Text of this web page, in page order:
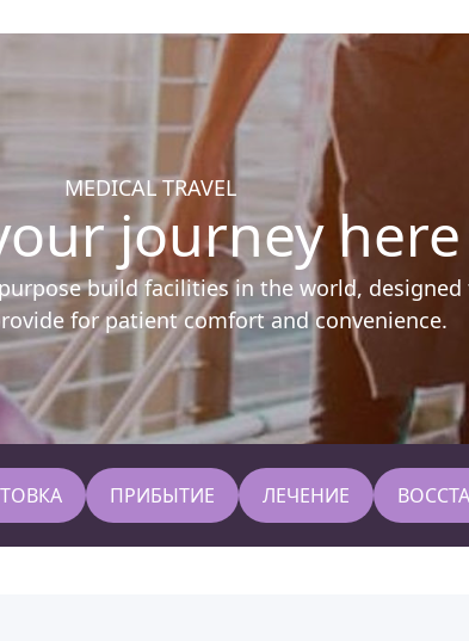
MEDICAL TRAVEL
journey here
build facilities in the world,
for patient comfort and convenience.
ПРИБЫТИЕ ЛЕЧЕНИЕ